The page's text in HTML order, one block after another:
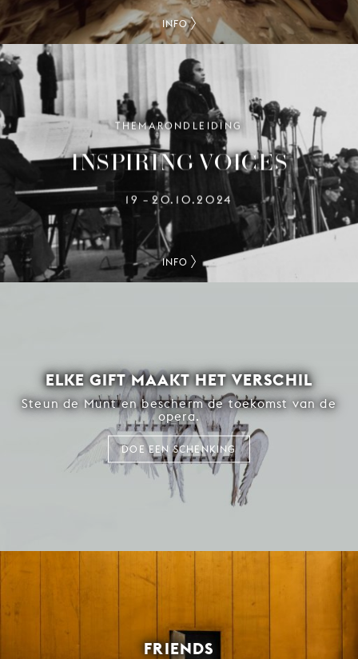
INFO
THEMARONDLEIDING
INSPIRING VOICES
19 – 20.10.2024
INFO
ELKE GIFT MAAKT HET VERSCHIL
Steun de Munt en bescherm de toekomst van de
opera.
DOE EEN SCHENKING
FRIENDS